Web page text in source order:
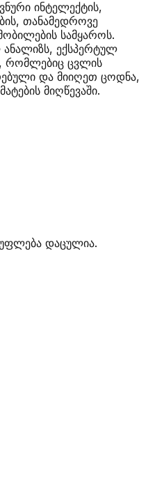
ინტელექტის,
თანამედროვე
სამყაროს.
ანალიზს, ექსპერტულ
რომლებიც ცვლის
და მიიღეთ ცოდნა,
მიღწევაში.
დაცულია.